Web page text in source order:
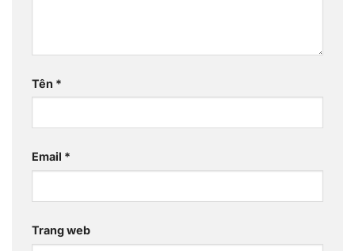
Tên *
Email *
Trang web